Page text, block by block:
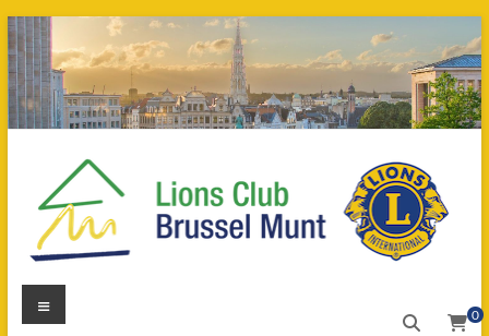
Ga
naar
de
inhoud
LIONS
0
Menu